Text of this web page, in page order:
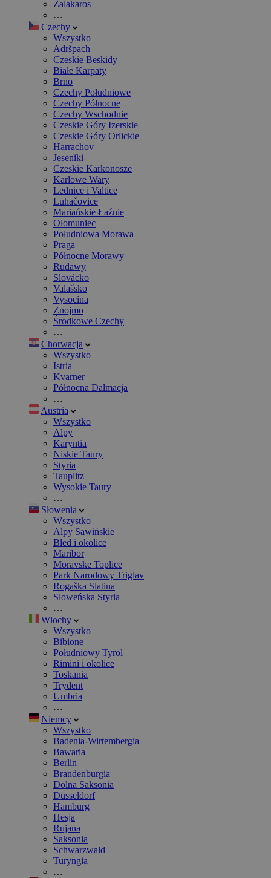
Zalakaros
…
Czechy
Wszystko
Adršpach
Czeskie Beskidy
Białe Karpaty
Brno
Czechy Południowe
Czechy Północne
Czechy Wschodnie
Czeskie Góry Izerskie
Czeskie Góry Orlickie
Harrachov
Jeseniki
Czeskie Karkonosze
Karlowe Wary
Lednice i Valtice
Luhačovice
Mariańskie Łaźnie
Ołomuniec
Południowa Morawa
Praga
Północne Morawy
Rudawy
Slovácko
Valašsko
Vysocina
Znojmo
Środkowe Czechy
…
Chorwacja
Wszystko
Istria
Kvarner
Północna Dalmacja
…
Austria
Wszystko
Alpy
Karyntia
Niskie Taury
Styria
Tauplitz
Wysokie Taury
…
Słowenia
Wszystko
Alpy Sawińskie
Bled i okolice
Maribor
Moravske Toplice
Park Narodowy Triglav
Rogaška Slatina
Słoweńska Styria
…
Włochy
Wszystko
Bibione
Południowy Tyrol
Rimini i okolice
Toskania
Trydent
Umbria
…
Niemcy
Wszystko
Badenia-Wirtembergia
Bawaria
Berlin
Brandenburgia
Dolna Saksonia
Düsseldorf
Hamburg
Hesja
Rujana
Saksonia
Schwarzwald
Turyngia
…